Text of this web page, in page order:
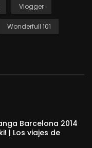
Vlogger
Wonderfull 101
Barcelona 2014
| Los viajes de